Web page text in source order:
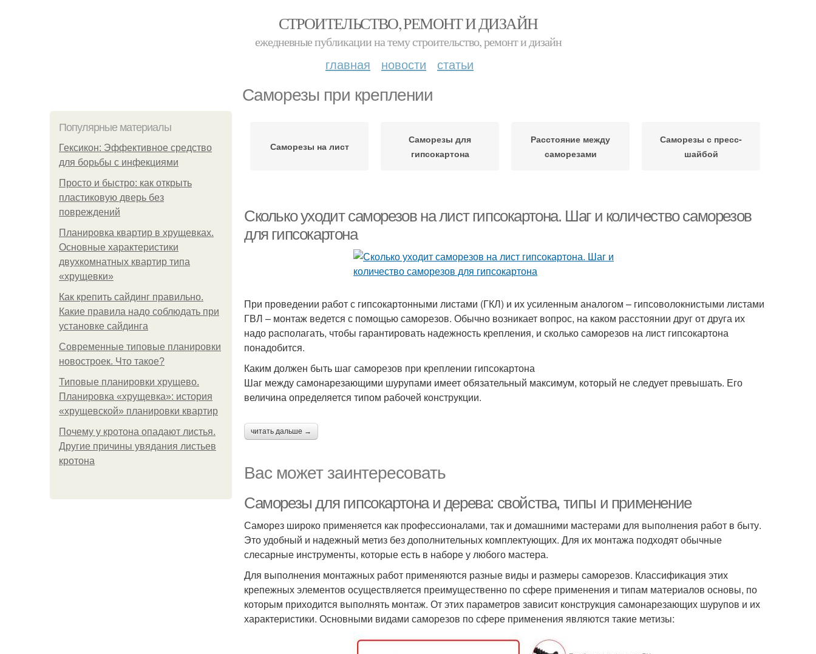
СТРОИТЕЛЬСТВО, РЕМОНТ И ДИЗАЙН
ежедневные публикации на тему строительство, ремонт и дизайн
главная новости статьи
Саморезы при креплении
Популярные материалы
Гексикон: Эффективное средство
для борьбы с инфекциями
Просто и быстро: как открыть
пластиковую дверь без
повреждений
Планировка квартир в хрущевках.
Основные характеристики
двухкомнатных квартир типа
«хрущевки»
Как крепить сайдинг правильно.
Какие правила надо соблюдать при
установке сайдинга
Современные типовые планировки
новостроек. Что такое?
Типовые планировки хрущево.
Планировка «хрущевка»: история
«хрущевской» планировки квартир
Почему у кротона опадают листья.
Другие причины увядания листьев
кротона
Саморезы на лист
Саморезы для
гипсокартона
Расстояние между
саморезами
Саморезы с пресс-
шайбой
Сколько уходит саморезов на лист гипсокартона. Шаг и количество саморезов
для гипсокартона
При проведении работ с гипсокартонными листами (ГКЛ) и их усиленным аналогом – гипсоволокнистыми листами
ГВЛ – монтаж ведется с помощью саморезов. Обычно возникает вопрос, на каком расстоянии друг от друга их
надо располагать, чтобы гарантировать надежность крепления, и сколько саморезов на лист гипсокартона
понадобится.
Каким должен быть шаг саморезов при креплении гипсокартона
Шаг между самонарезающими шурупами имеет обязательный максимум, который не следует превышать. Его
величина определяется типом рабочей конструкции.
читать дальше →
Вас может заинтересовать
Саморезы для гипсокартона и дерева: свойства, типы и применение
Саморез широко применяется как профессионалами, так и домашними мастерами для выполнения работ в быту.
Это удобный и надежный метиз без дополнительных комплектующих. Для их монтажа подходят обычные
слесарные инструменты, которые есть в наборе у любого мастера.
Для выполнения монтажных работ применяются разные виды и размеры саморезов. Классификация этих
крепежных элементов осуществляется преимущественно по сфере применения и типам материалов основы, по
которым приходится выполнять монтаж. От этих параметров зависит конструкция самонарезающих шурупов и их
характеристики. Основными видами саморезов по сфере применения являются такие метизы: